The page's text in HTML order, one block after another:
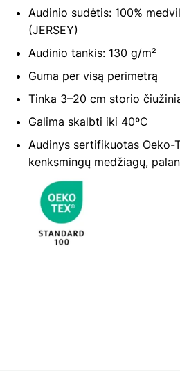
Audinio sudėtis: 100%
(JERSEY)
Audinio tankis: 130 g/m²
Guma per visą perimetrą
Tinka 3–20 cm storio
Galima skalbti iki 40ºC
Audinys sertifikuotas Oeko-
kenksmingų medžiagų,